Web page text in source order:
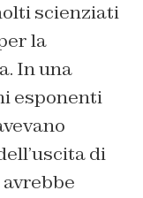
scienziati
la
In una
esponenti
di
avrebbe